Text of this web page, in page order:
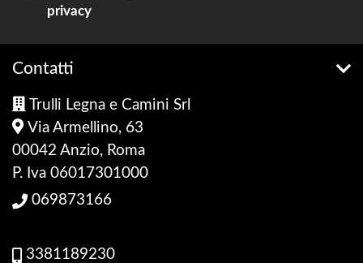
privacy
Contatti
Trulli Legna e Camini Srl
Via Armellino, 63
00042 Anzio, Roma
P. Iva 06017301000
069873166
3381189230